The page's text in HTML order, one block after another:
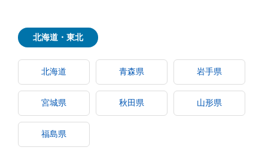
北海道・東北
北海道 青森県 岩手県
宮城県 秋田県 山形県
福島県